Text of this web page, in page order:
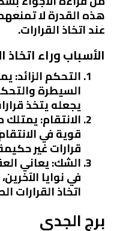
هذه القدرة لا
عند اتخاذ القرارات.
الأسباب وراء اتخاذ
التحكم الزائد:
السيطرة
يجعله يتخذ
الانتقام:يمتلك
قوية في
قرارات غير
الشك:يعاني
في نوايا
اتخاذ القرارات
برج الجدي